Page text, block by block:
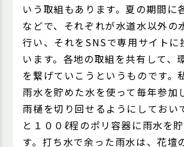
いう取組もあります。夏の期間に
などで、それぞれが水道水以外の
行い、それをSNSで専用サイトに
います。各地の取組を共有して、
を繋げていこうというものです。
雨水を貯めた水を使って毎年参加
雨樋を切り回せるようにしておい
と１００ℓ程のポリ容器に雨水を
す。打ち水で余った雨水は、花壇